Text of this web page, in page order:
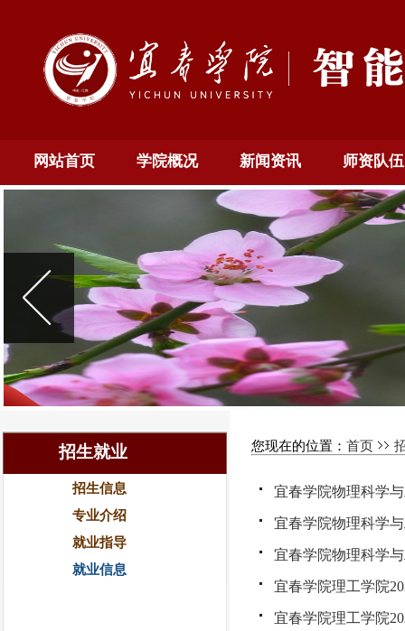
网站首页 学院概况 新闻资讯 师资队伍
招生就业
招生信息
专业介绍
就业指导
就业信息
您现在的位置： 首页
宜春学院物理科学
宜春学院物理科学
宜春学院物理科学
宜春学院理工学院
宜春学院理工学院